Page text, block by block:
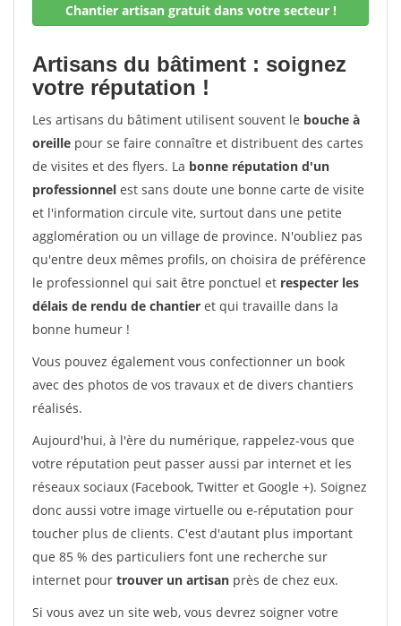
Chantier artisan gratuit dans votre secteur !
Artisans du bâtiment : soignez
votre réputation !
Les artisans du bâtiment utilisent souvent le bouche à
oreille pour se faire connaître et distribuent des cartes
de visites et des flyers. La bonne réputation d'un
professionnel est sans doute une bonne carte de visite
et l'information circule vite, surtout dans une petite
agglomération ou un village de province. N'oubliez pas
qu'entre deux mêmes profils, on choisira de préférence
le professionnel qui sait être ponctuel et respecter les
délais de rendu de chantier et qui travaille dans la
bonne humeur !
Vous pouvez également vous confectionner un book
avec des photos de vos travaux et de divers chantiers
réalisés.
Aujourd'hui, à l'ère du numérique, rappelez-vous que
votre réputation peut passer aussi par internet et les
réseaux sociaux (Facebook, Twitter et Google +). Soignez
donc aussi votre image virtuelle ou e-réputation pour
toucher plus de clients. C'est d'autant plus important
que 85 % des particuliers font une recherche sur
internet pour trouver un artisan près de chez eux.
Si vous avez un site web, vous devrez soigner votre